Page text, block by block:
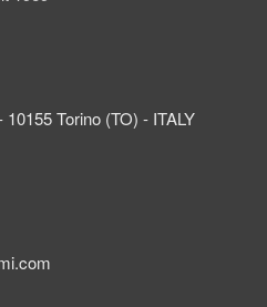
Torino (TO) - ITALY